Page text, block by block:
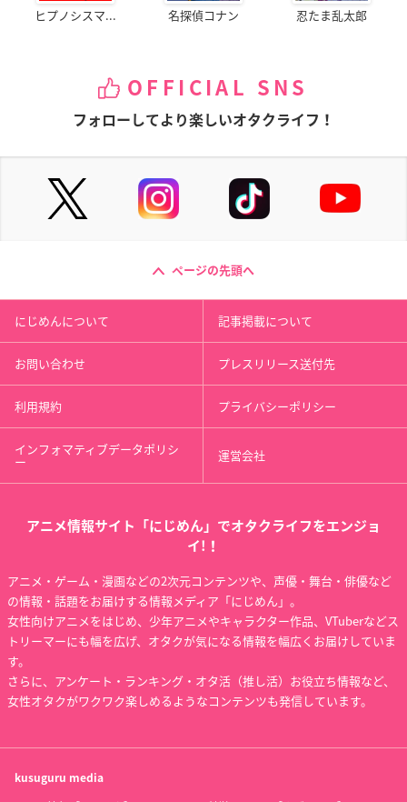
ヒプノシスマ... 名探偵コナン 忍たま乱太郎
OFFICIAL SNS
フォローしてより楽しいオタクライフ！
ページの先頭へ
にじめんについて 記事掲載について
お問い合わせ プレスリリース送付先
利用規約 プライバシーポリシー
インフォマティブデータポリシ
ー 運営会社
アニメ情報サイト「にじめん」でオタクライフをエンジョ
イ!！
アニメ・ゲーム・漫画などの2次元コンテンツや、声優・舞台・俳優など
の情報・話題をお届けする情報メディア「にじめん」。
女性向けアニメをはじめ、少年アニメやキャラクター作品、VTuberなどス
トリーマーにも幅を広げ、オタクが気になる情報を幅広くお届けしていま
す。
さらに、アンケート・ランキング・オタ活（推し活）お役立ち情報など、
女性オタクがワクワク楽しめるようなコンテンツも発信しています。
kusuguru media